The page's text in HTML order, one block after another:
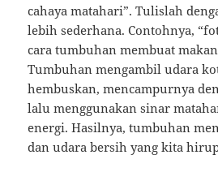
cahaya matahari”. Tulislah
lebih sederhana. Contohnya,
cara tumbuhan membuat
Tumbuhan mengambil udara
hembuskan, mencampurnya
lalu menggunakan sinar
energi. Hasilnya, tumbuhan
dan udara bersih yang kita